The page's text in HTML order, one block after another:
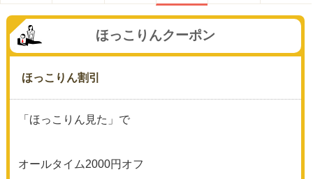
ほっこりんクーポン
ほっこりん割引
「ほっこりん見た」で
オールタイム2000円オフ